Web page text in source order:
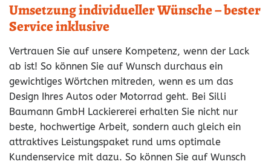
Umsetzung individueller Wünsche – bester
Service inklusive
Vertrauen Sie auf unsere Kompetenz, wenn der Lack
ab ist! So können Sie auf Wunsch durchaus ein
gewichtiges Wörtchen mitreden, wenn es um das
Design Ihres Autos oder Motorrad geht. Bei Silli
Baumann GmbH Lackiererei erhalten Sie nicht nur
beste, hochwertige Arbeit, sondern auch gleich ein
attraktives Leistungspaket rund ums optimale
Kundenservice mit dazu. So können Sie auf Wunsch